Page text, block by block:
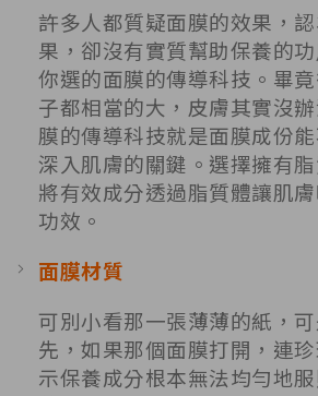
許多人都質疑面膜的效果，
果，卻沒有實質幫助保養的
你選的面膜的傳導科技。畢
子都相當的大，皮膚其實沒
膜的傳導科技就是面膜成份
深入肌膚的關鍵。選擇擁有
將有效成分透過脂質體讓肌
功效。
面膜材質
可別小看那一張薄薄的紙，
先，如果那個面膜打開，連
示保養成分根本無法均勻地